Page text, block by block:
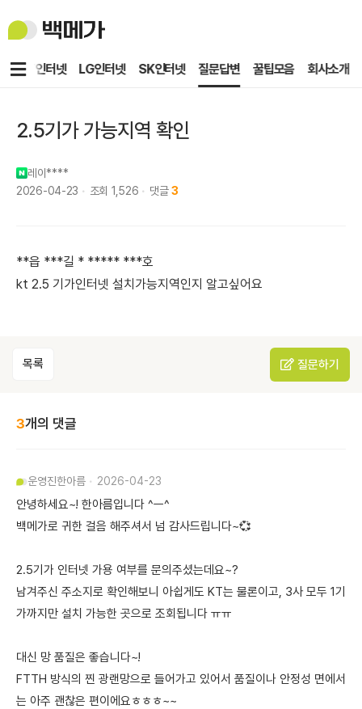
백
메
KT인터넷 LG인터넷 SK인터넷 질문답변 꿀팁모음 회사소개
메
2.5기가 가능지역 확인
레이****
2026-04-23
조회 1,526 댓글 3
**읍 ***길 * ***** ***호
kt 2.5 기가인터넷 설치가능지역인지 알고싶어요
목록 질문하기
3개의 댓글
운영진한아름 2026-04-23
안녕하세요~! 한아름입니다 ^ㅡ^
백메가로 귀한 걸음 해주셔서 넘 감사드립니다~💞
2.5기가 인터넷 가용 여부를 문의주셨는데요~?
남겨주신 주소지로 확인해보니 아쉽게도 KT는 물론이고, 3사 모두 1기
가까지만 설치 가능한 곳으로 조회됩니다 ㅠㅠ
대신 망 품질은 좋습니다~!
FTTH 방식의 찐 광랜망으로 들어가고 있어서 품질이나 안정성 면에서
는 아주 괜찮은 편이에요ㅎㅎㅎ~~